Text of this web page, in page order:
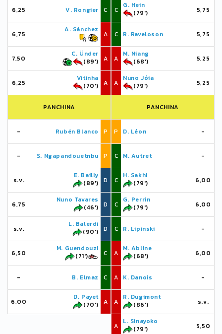
6,25 V. Rongier C
6,75
A. Sánchez
A
7,50
C. Ünder
(89')
A
6,25
Vitinha
(70')
A
PANCHINA
- Rubén Blanco P
- S. Ngapandouetnbu P
s.v.
E. Bailly
(89')
D
6,75
Nuno Tavares
(46')
D
s.v.
L. Balerdi
(90')
D
6,50
M. Guendouzi
(71')
C
- B. Elmaz C
6,00
D. Payet
(70')
A
C
G. Hein
(79')
5,75
C R. Raveloson 5,75
A
M. Niang
(68')
5,25
A
Nuno Jóia
(79')
5,25
PANCHINA
P D. Léon -
C M. Autret -
C
H. Sakhi
(79')
6,00
C
G. Perrin
(79')
6,00
C R. Lipinski -
A
M. Abline
(68')
6,00
A K. Danois -
A
R. Dugimont
(86')
s.v.
A
L. Sinayoko
(79')
5,50